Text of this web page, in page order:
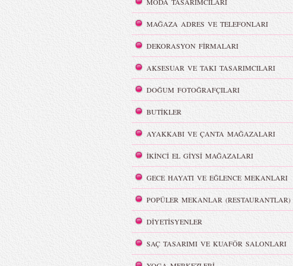
MAĞAZA ADRES VE TELEFONLARI
DEKORASYON FİRMALARI
AKSESUAR VE TAKI TASARIMCILARI
DOĞUM FOTOĞRAFÇILARI
BUTİKLER
AYAKKABI VE ÇANTA MAĞAZALARI
İKİNCİ EL GİYSİ MAĞAZALARI
GECE HAYATI VE EĞLENCE MEKANLARI
POPÜLER MEKANLAR (RESTAURANTLAR)
DİYETİSYENLER
SAÇ TASARIMI VE KUAFÖR SALONLARI